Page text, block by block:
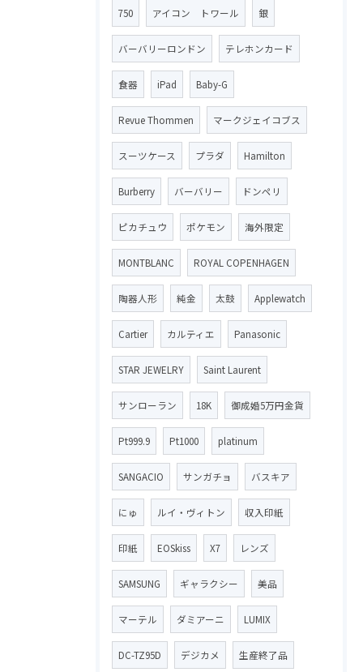
750 アイコン トワール 銀
バーバリーロンドン テレホンカード
食器 iPad Baby-G
Revue Thommen マークジェイコブス
スーツケース プラダ Hamilton
Burberry バーバリー ドンペリ
ピカチュウ ポケモン 海外限定
MONTBLANC ROYAL COPENHAGEN
陶器人形 純金 太鼓 Applewatch
Cartier カルティエ Panasonic
STAR JEWELRY Saint Laurent
サンローラン 18K 御成婚5万円金貨
Pt999.9 Pt1000 platinum
SANGACIO サンガチョ バスキア
にゅ ルイ・ヴィトン 収入印紙
印紙 EOSkiss X7 レンズ
SAMSUNG ギャラクシー 美品
マーテル ダミアーニ LUMIX
DC-TZ95D デジカメ 生産終了品